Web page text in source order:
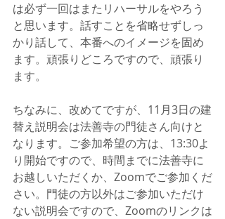
は必ず一回はまたリハーサルをやろう
と思います。話すことを省略せずしっ
かり話して、本番へのイメージを固め
ます。頑張りどころですので、頑張り
ます。
ちなみに、改めてですが、11月3日の建
替え説明会は法善寺の門徒さん向けと
なります。ご参加希望の方は、13:30よ
り開始ですので、時間までに法善寺に
お越しいただくか、Zoomでご参加くだ
さい。門徒の方以外はご参加いただけ
ない説明会ですので、Zoomのリンクは